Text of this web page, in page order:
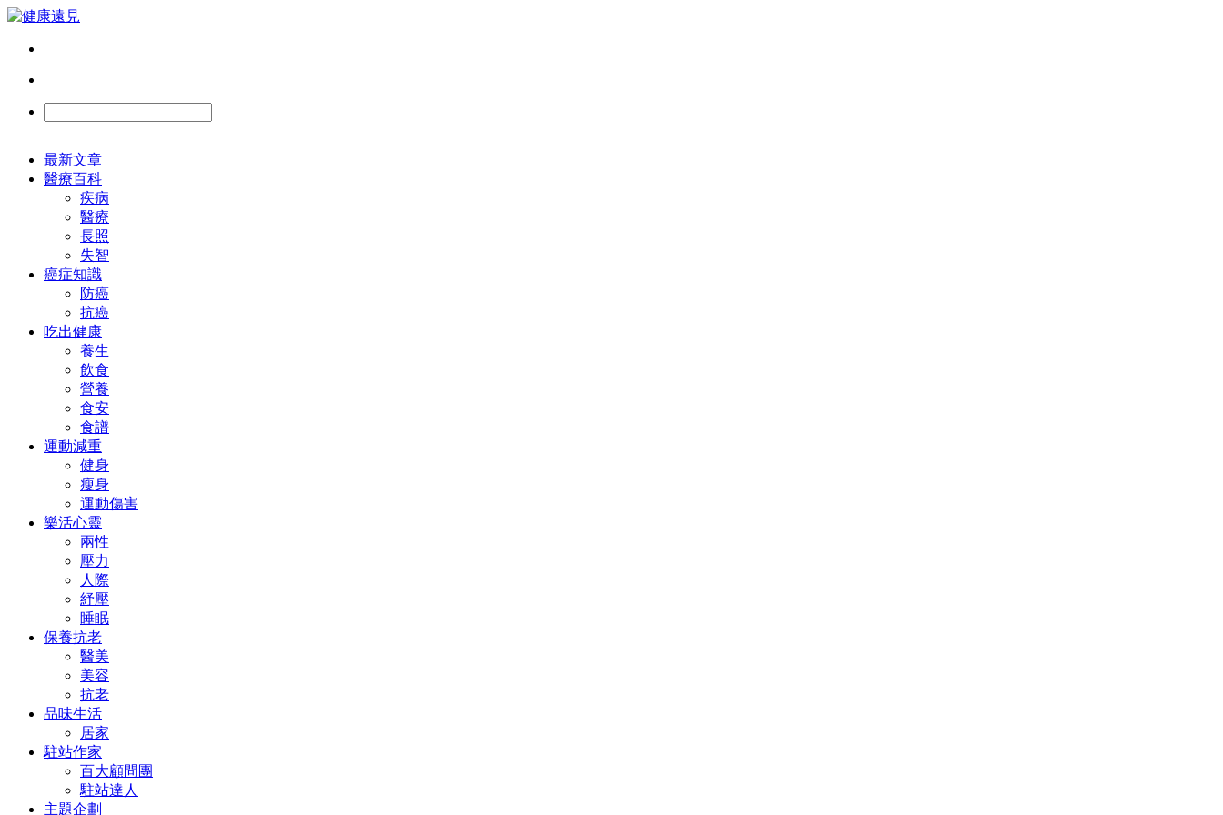
最新文章
醫療百科
疾病
醫療
長照
失智
癌症知識
防癌
抗癌
吃出健康
養生
飲食
營養
食安
食譜
運動減重
健身
瘦身
運動傷害
樂活心靈
兩性
壓力
人際
紓壓
睡眠
保養抗老
醫美
美容
抗老
品味生活
居家
駐站作家
百大顧問團
駐站達人
主題企劃